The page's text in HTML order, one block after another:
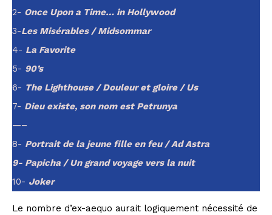
2- Once Upon a Time… in Hollywood
3-LesMisérables / Midsommar
4- La Favorite
5- 90’s
6- The Lighthouse / Douleur et gloire / Us
7- Dieu existe, son nom est Petrunya
—–
8- Portrait de la jeune fille en feu / Ad Astra
9- Papicha / Un grand voyage vers la nuit
10- Joker
Le nombre d’ex-aequo aurait logiquement nécessité de